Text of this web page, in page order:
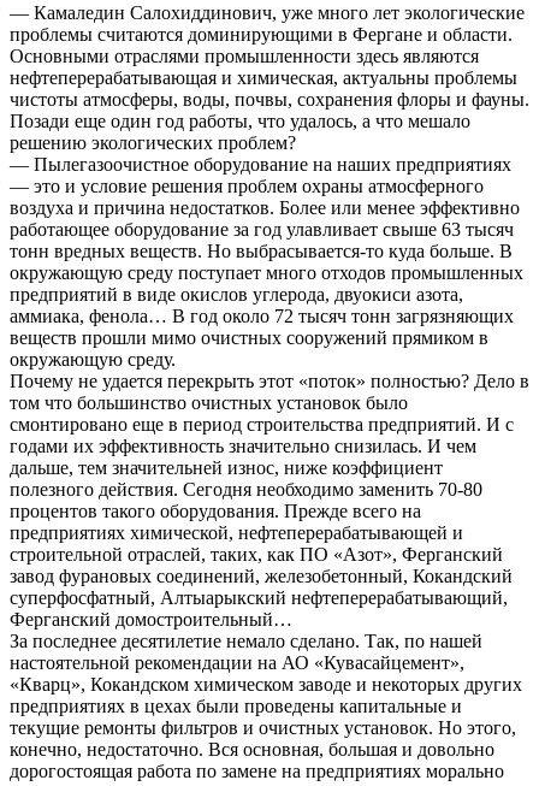
— Камаледин Салохиддинович, уже много лет экологические
проблемы считаются доминирующими в Фергане и области.
Основными отраслями промышленности здесь являются
нефтеперерабатывающая и химическая, актуальны проблемы
чистоты атмосферы, воды, почвы, сохранения флоры и фауны.
Позади еще один год работы, что удалось, а что мешало
решению экологических проблем?
— Пылегазоочистное оборудование на наших предприятиях
— это и условие решения проблем охраны атмосферного
воздуха и причина недостатков. Более или менее эффективно
работающее оборудование за год улавливает свыше 63 тысяч
тонн вредных веществ. Но выбрасывается-то куда больше. В
окружающую среду поступает много отходов промышленных
предприятий в виде окислов углерода, двуокиси азота,
аммиака, фенола… В год около 72 тысяч тонн загрязняющих
веществ прошли мимо очистных сооружений прямиком в
окружающую среду.
Почему не удается перекрыть этот «поток» полностью? Дело в
том что большинство очистных установок было
смонтировано еще в период строительства предприятий. И с
годами их эффективность значительно снизилась. И чем
дальше, тем значительней износ, ниже коэффициент
полезного действия. Сегодня необходимо заменить 70-80
процентов такого оборудования. Прежде всего на
предприятиях химической, нефтеперерабатывающей и
строительной отраслей, таких, как ПО «Азот», Ферганский
завод фурановых соединений, железобетонный, Кокандский
суперфосфатный, Алтыарыкский нефтеперерабатывающий,
Ферганский домостроительный…
За последнее десятилетие немало сделано. Так, по нашей
настоятельной рекомендации на АО «Кувасайцемент»,
«Кварц», Кокандском химическом заводе и некоторых других
предприятиях в цехах были проведены капитальные и
текущие ремонты фильтров и очистных установок. Но этого,
конечно, недостаточно. Вся основная, большая и довольно
дорогостоящая работа по замене на предприятиях морально